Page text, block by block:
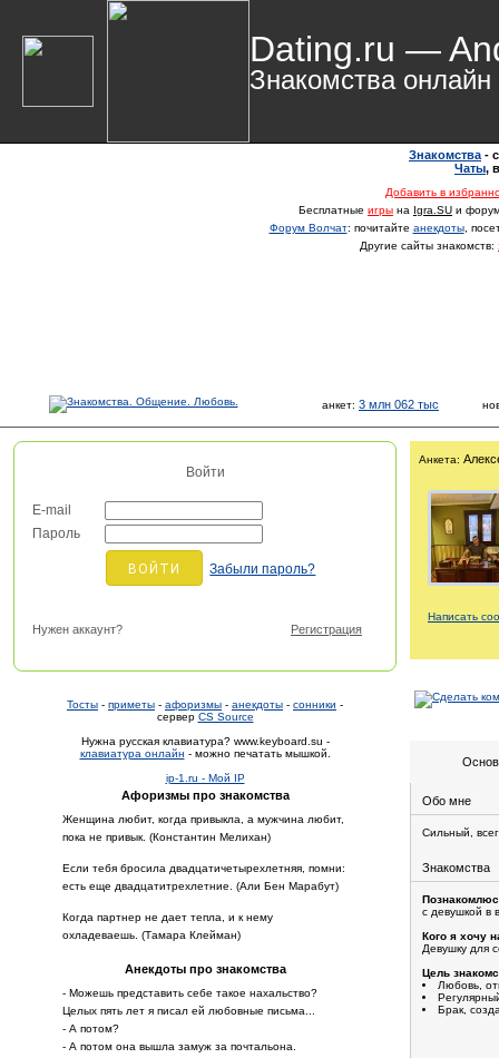
Dating.ru —
Знакомства онлайн
Знакомства -
Чаты,
Добавить в
Бесплатные игры на Igra.SU и
Форум Волчат: почитайте анекдоты,
Другие сайты знакомств:
анкет: 3 млн 062 тыс
Войти
E-mail
Пароль
Забыли пароль?
Нужен аккаунт? Регистрация
Тосты - приметы - афоризмы - анекдоты - сонники -
сервер CS Source
Нужна русская клавиатура? www.keyboard.su -
клавиатура онлайн - можно печатать мышкой.
ip-1.ru - Мой IP
Афоризмы про знакомства
Женщина любит, когда привыкла, а мужчина любит,
пока не привык. (Константин Мелихан)
Если тебя бросила двадцатичетырехлетняя, помни:
есть еще двадцатитрехлетние. (Али Бен Марабут)
Когда партнер не дает тепла, и к нему
охладеваешь. (Тамара Клейман)
Анекдоты про знакомства
- Можешь представить себе такое нахальство?
Целых пять лет я писал ей любовные письма...
- А потом?
- А потом она вышла замуж за почтальона.
Анкета:
Написать
Обо мне
Сильный,
Знакомства
с девушкой в
Кого я хочу
Девушку для
Цель
Любовь,
Брак,